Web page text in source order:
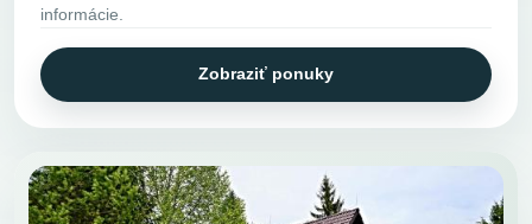
informácie.
Zobraziť ponuky